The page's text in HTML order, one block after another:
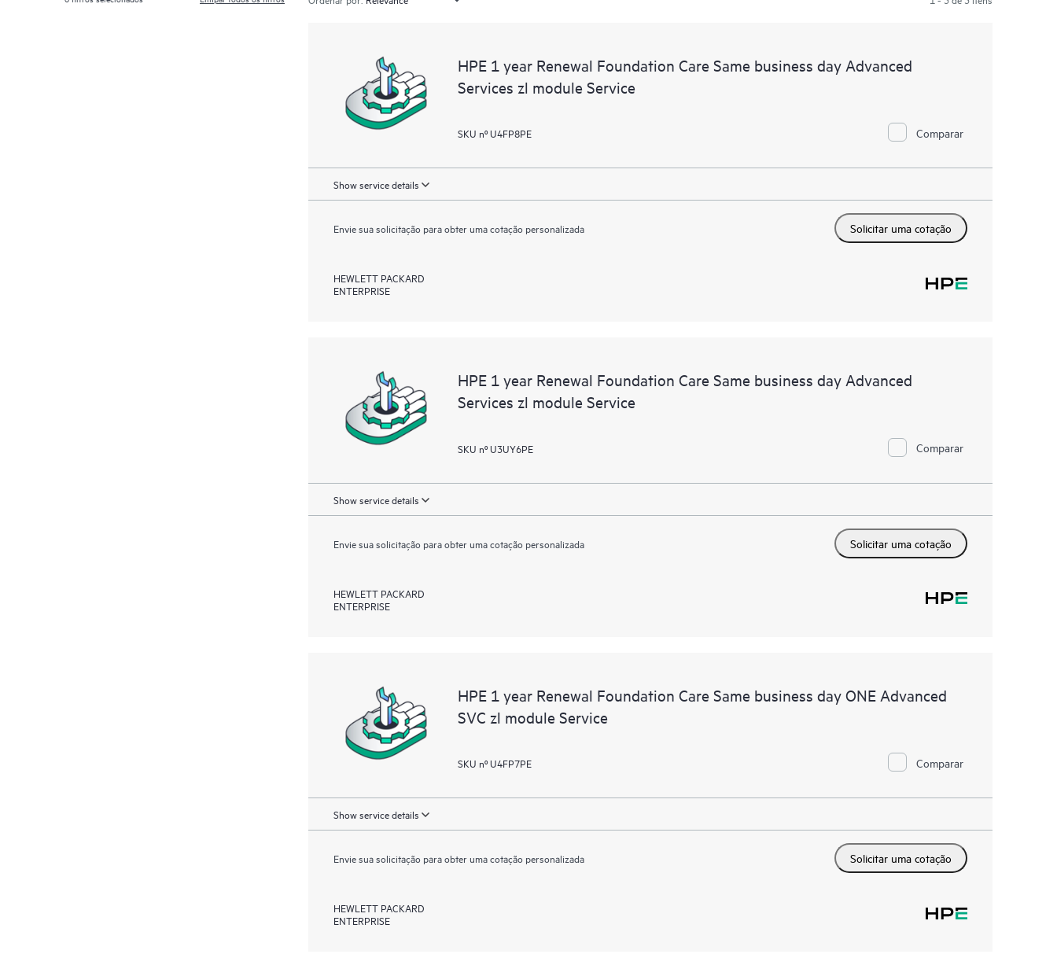
HPE 1 year Renewal Foundation Care Same business day Advanced
Services zl module Service
SKU nº U4FP8PE Comparar
Show service details
Envie sua solicitação para obter uma cotação personalizada Solicitar uma cotação
HEWLETT PACKARD
ENTERPRISE
HPE 1 year Renewal Foundation Care Same business day Advanced
Services zl module Service
SKU nº U3UY6PE Comparar
Show service details
Envie sua solicitação para obter uma cotação personalizada Solicitar uma cotação
HEWLETT PACKARD
ENTERPRISE
HPE 1 year Renewal Foundation Care Same business day ONE Advanced
SVC zl module Service
SKU nº U4FP7PE Comparar
Show service details
Envie sua solicitação para obter uma cotação personalizada Solicitar uma cotação
HEWLETT PACKARD
ENTERPRISE